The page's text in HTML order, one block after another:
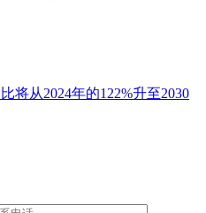
将从2024年的122%升至2030